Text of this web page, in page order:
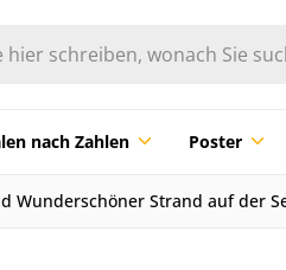
nach Zahlen Poster
Wunderschöner Strand auf der